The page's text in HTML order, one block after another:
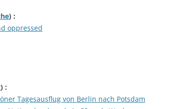
) :
oppressed
) :
Tagesausflug von Berlin nach Potsdam